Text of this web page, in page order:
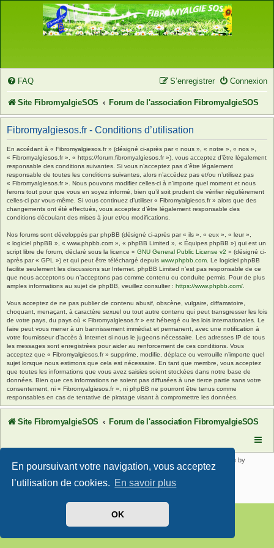
En poursuivant votre navigation, vous acceptez
l’utilisation de cookies. En savoir plus
OK
FAQ Connexion
S’enregistrer
Site FibromyalgieSOS Forum de l'association FibromyalgieSOS
Fibromyalgiesos.fr - Conditions d’utilisation
En accédant à « Fibromyalgiesos.fr » (désigné ci-après par « nous », « notre », « nos »,
« Fibromyalgiesos.fr », « https://forum.fibromyalgiesos.fr »), vous acceptez d’être légalement
responsable des conditions suivantes. Si vous n’acceptez pas d’être légalement
responsable de toutes les conditions suivantes, alors n’accédez pas et/ou n’utilisez pas
« Fibromyalgiesos.fr ». Nous pouvons modifier celles-ci à n’importe quel moment et nous
ferons tout pour que vous en soyez informé, bien qu’il soit prudent de vérifier régulièrement
celles-ci par vous-même. Si vous continuez d’utiliser « Fibromyalgiesos.fr » alors que des
changements ont été effectués, vous acceptez d’être légalement responsable des
conditions découlant des mises à jour et/ou modifications.
Nos forums sont développés par phpBB (désigné ci-après par « ils », « eux », « leur »,
« logiciel phpBB », « www.phpbb.com », « phpBB Limited », « Équipes phpBB ») qui est un
script libre de forum, déclaré sous la licence « GNU General Public License v2 » (désigné ci-
après par « GPL ») et qui peut être téléchargé depuis www.phpbb.com . Le logiciel phpBB
facilite seulement les discussions sur Internet. phpBB Limited n’est pas responsable de ce
que nous acceptons ou n’acceptons pas comme contenu ou conduite permis. Pour de plus
amples informations au sujet de phpBB, veuillez consulter : https://www.phpbb.com/
Vous acceptez de ne pas publier de contenu abusif, obscène, vulgaire, diffamatoire,
choquant, menaçant, à caractère sexuel ou tout autre contenu qui peut transgresser les lois
de votre pays, du pays où « Fibromyalgiesos.fr » est hébergé ou les lois internationales. Le
faire peut vous mener à un bannissement immédiat et permanent, avec une notification à
votre fournisseur d’accès à Internet si nous le jugeons nécessaire. Les adresses IP de tous
les messages sont enregistrées pour aider au renforcement de ces conditions. Vous
acceptez que « Fibromyalgiesos.fr » supprime, modifie, déplace ou verrouille n’importe quel
sujet lorsque nous estimons que cela est nécessaire. En tant que membre, vous acceptez
que toutes les informations que vous avez saisies soient stockées dans notre base de
données. Bien que ces informations ne soient pas diffusées à une tierce partie sans votre
consentement, ni « Fibromyalgiesos.fr », ni phpBB ne pourront être tenus comme
responsables en cas de tentative de piratage visant à compromettre les données.
Site FibromyalgieSOS Forum de l'association FibromyalgieSOS
® Forum Software © phpBB Limited | SE Square by
PhpBB3 BBCodes
Traduit parphpBB-fr.com